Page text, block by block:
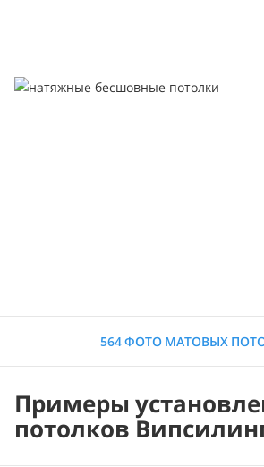
564 ФОТО МАТОВЫХ
Примеры
потолков